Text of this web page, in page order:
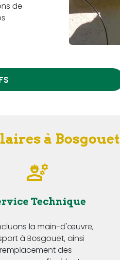
de
à Bosgouet
Technique
la main-d'œuvre,
à Bosgouet, ainsi
des